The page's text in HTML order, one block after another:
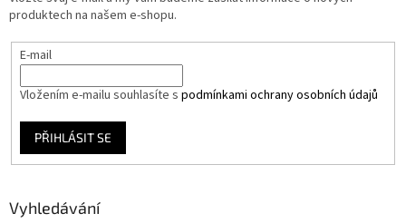
produktech na našem e-shopu.
E-mail
Vložením e-mailu souhlasíte s podmínkami ochrany osobních údajů
PŘIHLÁSIT SE
Vyhledávání